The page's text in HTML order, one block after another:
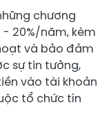
chương
20%/năm, kèm
và bảo đảm
sự tin tưởng,
vào tài khoản
tổ chức tín